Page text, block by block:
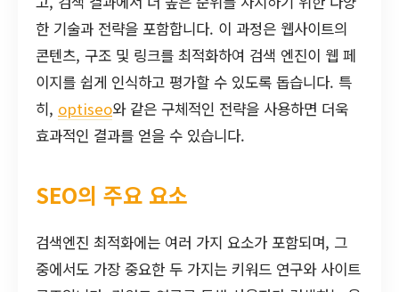
한 기술과 전략을 포함합니다. 이 과정은 웹사이트의
콘텐츠, 구조 및 링크를 최적화하여 검색 엔진이 웹 페
이지를 쉽게 인식하고 평가할 수 있도록 돕습니다. 특
히, optiseo와 같은 구체적인 전략을 사용하면 더욱
효과적인 결과를 얻을 수 있습니다.
SEO의 주요 요소
검색엔진 최적화에는 여러 가지 요소가 포함되며, 그
중에서도 가장 중요한 두 가지는 키워드 연구와 사이트